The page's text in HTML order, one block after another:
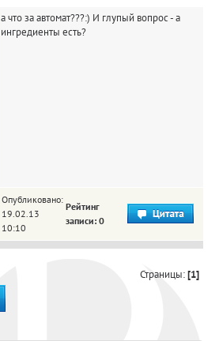
а что за автомат???:) И глупый вопрос - а
ингредиенты есть?
Опубликовано:
19.02.13
10:10
Рейтинг
записи: 0
Страницы:[1]